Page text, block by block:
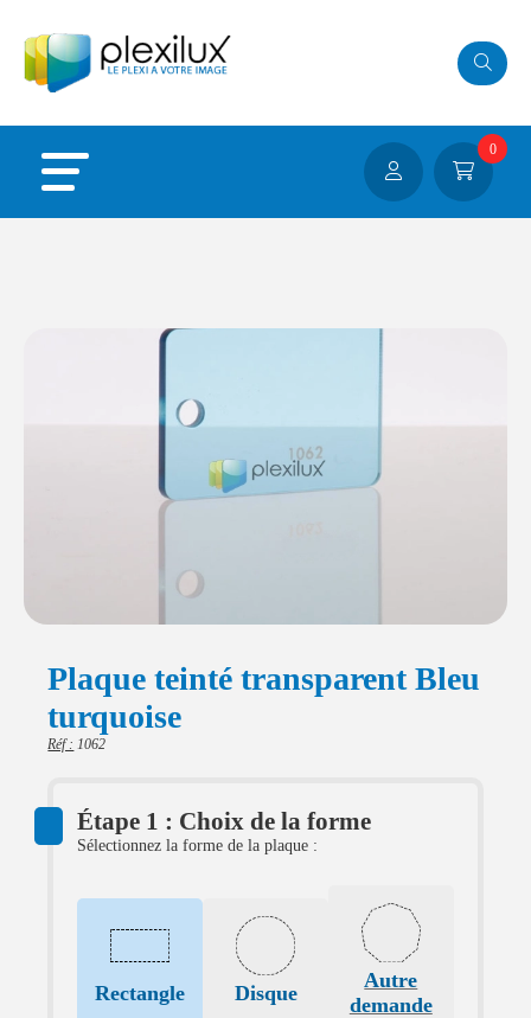
0
Plaque teinté transparent Bleu
turquoise
Réf : 1062
Étape 1 : Choix de la forme
Sélectionnez la forme de la plaque :
Rectangle Disque
Autre
demande